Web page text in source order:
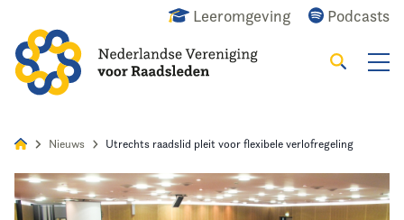
Leeromgeving Podcasts
Zoeken
Home
Nieuws Utrechts raadslid pleit voor flexibele verlofregeling